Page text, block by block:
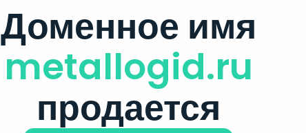
Доменное имя
metallogid.ru
продается